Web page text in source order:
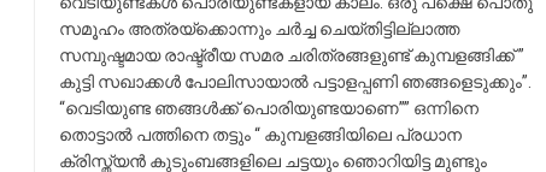
സമൂഹം അത്രയ്ക്കൊന്നും ചർച്ച ചെയ്തിട്ടില്ലാത്ത
സമ്പുഷ്ടമായ രാഷ്ട്രീയ സമര ചരിത്രങ്ങളുണ്ട് കുമ്പളങ്ങിക്ക് ”
കുട്ടി സഖാക്കൾ പോലിസായാൽ പട്ടാളപ്പണി ഞങ്ങളെടുക്കും”.
“വെടിയുണ്ട ഞങ്ങൾക്ക് പൊരിയുണ്ടയാണെ”” ഒന്നിനെ
തൊട്ടാൽ പത്തിനെ തട്ടും “ കുമ്പളങ്ങിയിലെ പ്രധാന
ക്രിസ്ത്യൻ കുടുംബങ്ങളിലെ ചട്ടയും ഞൊറിയിട്ട മുണ്ടും